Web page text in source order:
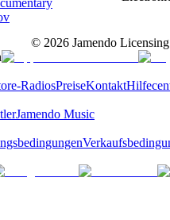
© 2026 Jamendo Licensing
RadiosPreiseKontakt
Jamendo Music